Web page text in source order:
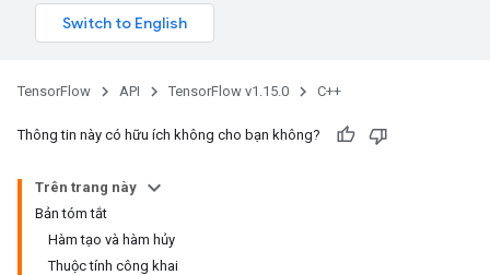
TensorFlow API TensorFlow v1.15.0 C++
Thông tin này có hữu ích không cho bạn không?
Trên trang này
Bản tóm tắt
Hàm tạo và hàm hủy
Thuộc tính công khai